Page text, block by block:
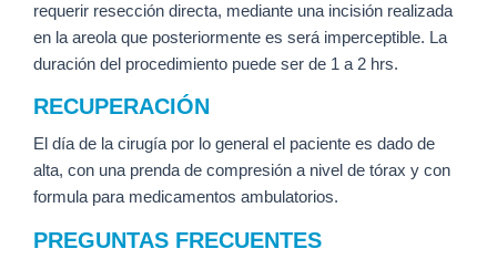
requerir resección directa, mediante una incisión realizada
en la areola que posteriormente es será imperceptible. La
duración del procedimiento puede ser de 1 a 2 hrs.
RECUPERACIÓN
El día de la cirugía por lo general el paciente es dado de
alta, con una prenda de compresión a nivel de tórax y con
formula para medicamentos ambulatorios.
PREGUNTAS FRECUENTES